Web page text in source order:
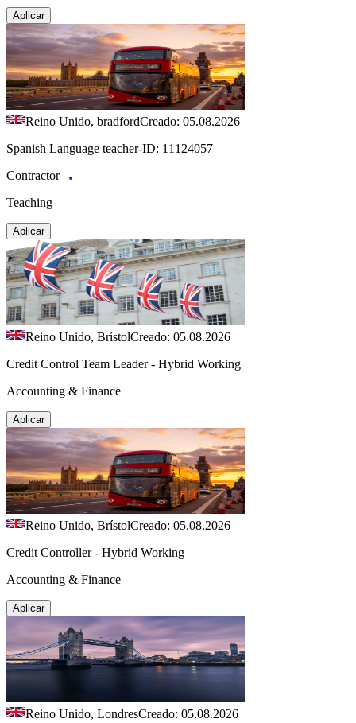
Aplicar
Reino Unido, bradfordCreado: 05.08.2026
Spanish Language teacher-ID: 11124057
Contractor
Teaching
Aplicar
Reino Unido, BrístolCreado: 05.08.2026
Credit Control Team Leader - Hybrid Working
Accounting & Finance
Aplicar
Reino Unido, BrístolCreado: 05.08.2026
Credit Controller - Hybrid Working
Accounting & Finance
Aplicar
Reino Unido, LondresCreado: 05.08.2026